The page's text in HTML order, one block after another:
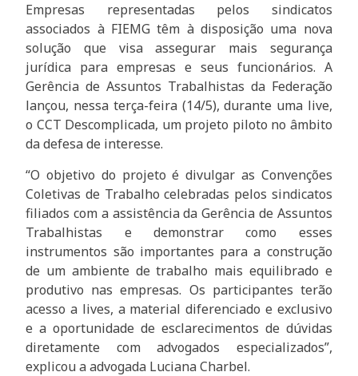
Empresas representadas pelos sindicatos
associados à FIEMG têm à disposição uma nova
solução que visa assegurar mais segurança
jurídica para empresas e seus funcionários. A
Gerência de Assuntos Trabalhistas da Federação
lançou, nessa terça-feira (14/5), durante uma live,
o CCT Descomplicada, um projeto piloto no âmbito
da defesa de interesse.
“O objetivo do projeto é divulgar as Convenções
Coletivas de Trabalho celebradas pelos sindicatos
filiados com a assistência da Gerência de Assuntos
Trabalhistas e demonstrar como esses
instrumentos são importantes para a construção
de um ambiente de trabalho mais equilibrado e
produtivo nas empresas. Os participantes terão
acesso a lives, a material diferenciado e exclusivo
e a oportunidade de esclarecimentos de dúvidas
diretamente com advogados especializados”,
explicou a advogada Luciana Charbel.